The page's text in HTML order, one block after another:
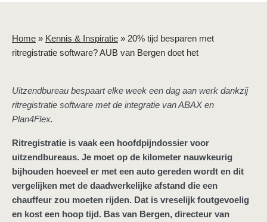
Home » Kennis & Inspiratie » 20% tijd besparen met
ritregistratie software? AUB van Bergen doet het
Uitzendbureau bespaart elke week een dag aan werk dankzij
ritregistratie software met de integratie van ABAX en
Plan4Flex.
Ritregistratie is vaak een hoofdpijndossier voor
uitzendbureaus. Je moet op de kilometer nauwkeurig
bijhouden hoeveel er met een auto gereden wordt en dit
vergelijken met de daadwerkelijke afstand die een
chauffeur zou moeten rijden. Dat is vreselijk foutgevoelig
en kost een hoop tijd. Bas van Bergen, directeur van